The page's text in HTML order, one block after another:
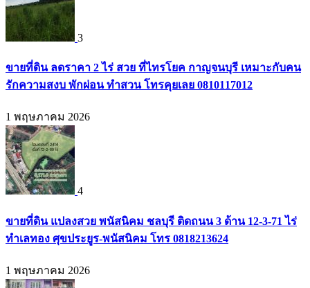
3
ขายที่ดิน ลดราคา 2 ไร่ สวย ที่ไทรโยค กาญจนบุรี เหมาะกับคน
รักความสงบ พักผ่อน ทำสวน โทรคุยเลย 0810117012
1 พฤษภาคม 2026
4
ขายที่ดิน แปลงสวย พนัสนิคม ชลบุรี ติดถนน 3 ด้าน 12-3-71 ไร่
ทำเลทอง ศุขประยูร-พนัสนิคม โทร 0818213624
1 พฤษภาคม 2026